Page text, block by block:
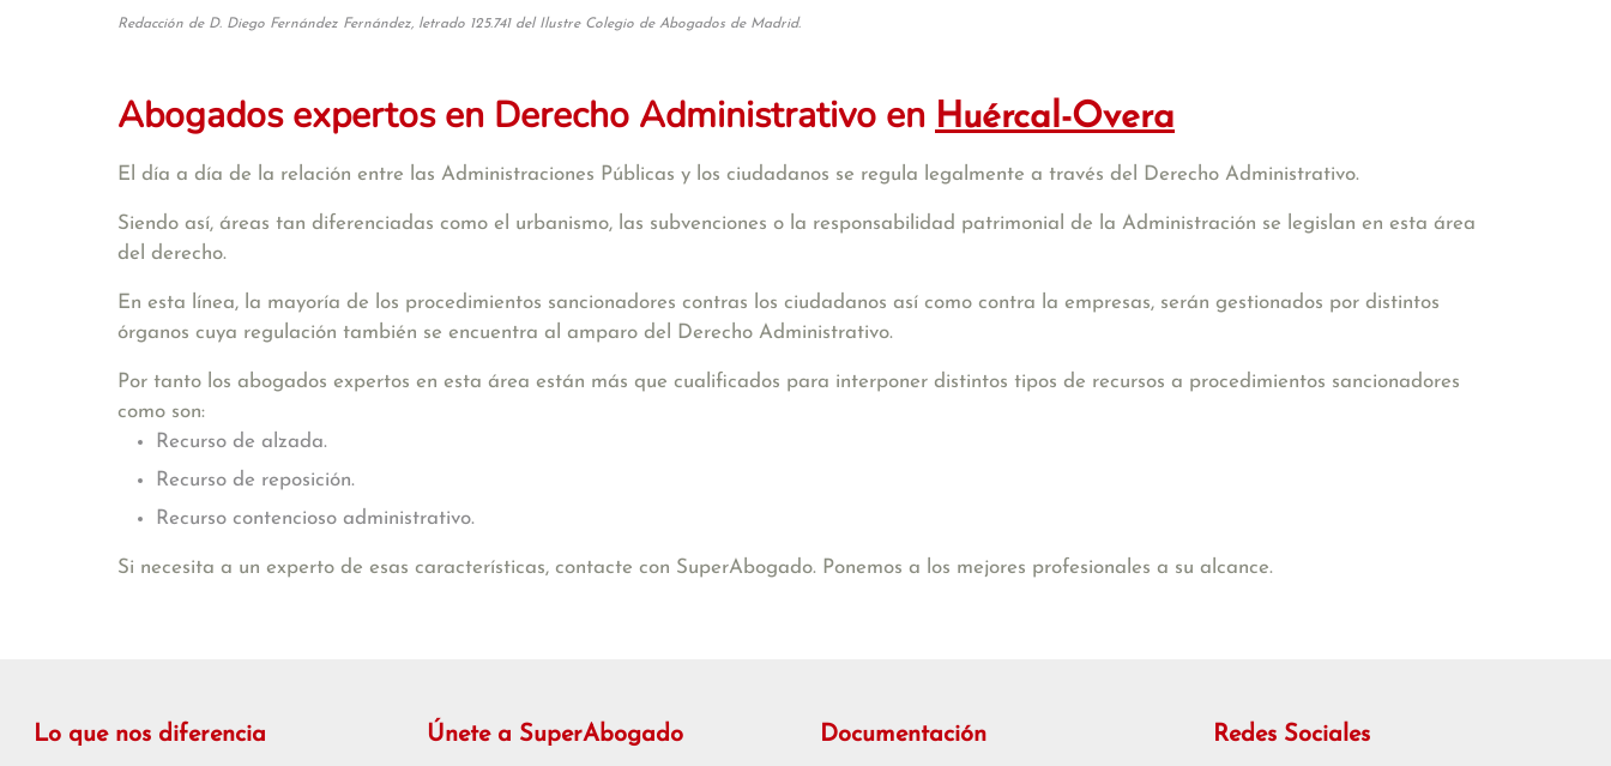
Redacción de D. Diego Fernández Fernández, letrado 125.741 del Ilustre Colegio de Abogados de Madrid.
Abogados expertos en Derecho Administrativo en Huércal-Overa
El día a día de la relación entre las Administraciones Públicas y los ciudadanos se regula legalmente a través del Derecho Administrativo.
Siendo así, áreas tan diferenciadas como el urbanismo, las subvenciones o la responsabilidad patrimonial de la Administración se legislan en esta área
del derecho.
En esta línea, la mayoría de los procedimientos sancionadores contras los ciudadanos así como contra la empresas, serán gestionados por distintos
órganos cuya regulación también se encuentra al amparo del Derecho Administrativo.
Por tanto los abogados expertos en esta área están más que cualificados para interponer distintos tipos de recursos a procedimientos sancionadores
como son:
Recurso de alzada.
Recurso de reposición.
Recurso contencioso administrativo.
Si necesita a un experto de esas características, contacte con SuperAbogado. Ponemos a los mejores profesionales a su alcance.
Lo que nos diferencia Únete a SuperAbogado Documentación Redes Sociales